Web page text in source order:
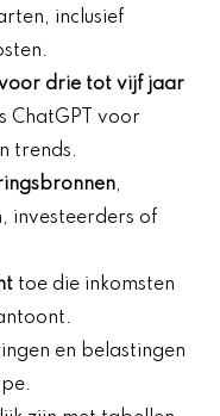
inclusief
drie tot vijf jaar
ChatGPT voor
trends.
,
investeerders of
toe die inkomsten
en belastingen